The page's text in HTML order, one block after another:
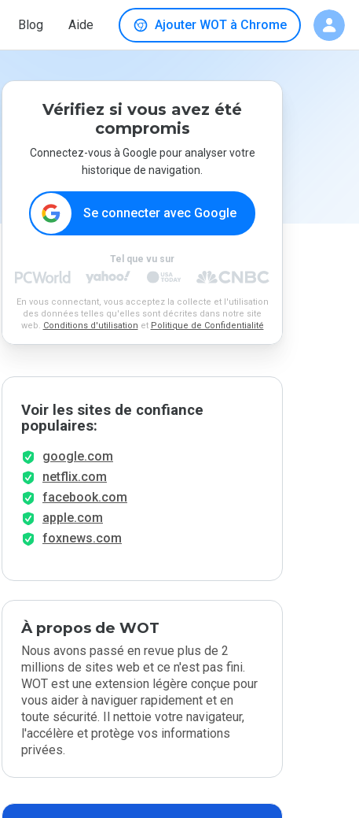
Blog Aide Ajouter WOT à Chrome
Vérifiez si vous avez été
compromis
Connectez-vous à Google pour analyser votre
historique de navigation.
Se connecter avec Google
Tel que vu sur
En vous connectant, vous acceptez la collecte et l'utilisation
des données telles qu'elles sont décrites dans notre site
web. Conditions d'utilisation et Politique de Confidentialité
Voir les sites de confiance
populaires:
google.com
netflix.com
facebook.com
apple.com
foxnews.com
À propos de WOT
Nous avons passé en revue plus de 2
millions de sites web et ce n'est pas fini.
WOT est une extension légère conçue pour
vous aider à naviguer rapidement et en
toute sécurité. Il nettoie votre navigateur,
l'accélère et protège vos informations
privées.